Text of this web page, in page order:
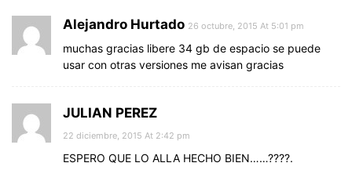
Alejandro Hurtado 26 octubre, 2015 At 5:01 pm
muchas gracias libere 34 gb de espacio se puede
usar con otras versiones me avisan gracias
JULIAN PEREZ
22 diciembre, 2015 At 2:42 pm
ESPERO QUE LO ALLA HECHO BIEN……????.